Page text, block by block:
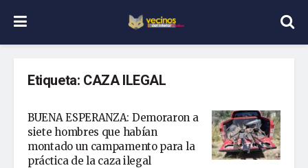
Etiqueta: CAZA ILEGAL
BUENA ESPERANZA: Demoraron a
siete hombres que habían
montado un campamento para la
práctica de la caza ilegal